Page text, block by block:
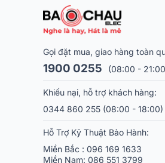
nhất thị trường tại
phẩm, tư vấn đấu nối hoặc
Gọi đặt mua, giao hàng toàn
1900 0255 (08:00 -
Khiếu nại, hỗ trợ khách hàng:
0344 860 255 (08:00 - 18:00)
Hỗ Trợ Kỹ Thuật Bảo Hành:
Miền Bắc : 096 169 1633
Miền Nam: 086 551 3799